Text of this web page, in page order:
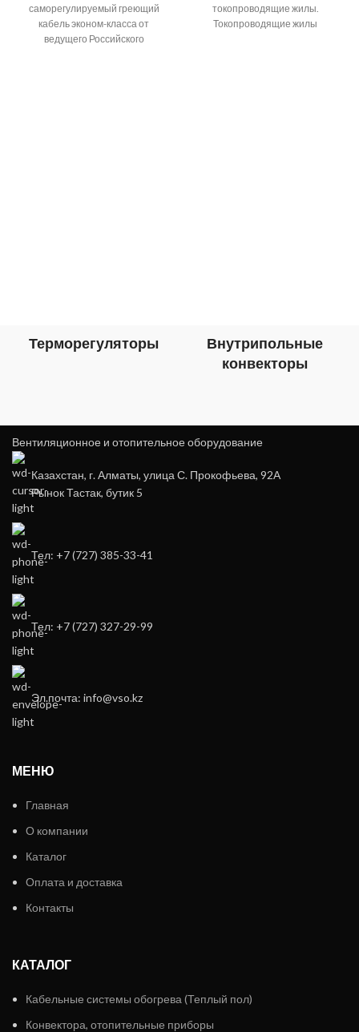
саморегулируемый греющий
кабель эконом-класса от
ведущего Российского
токопроводящие жилы.
Токопроводящие жилы
Терморегуляторы
Внутрипольные
конвекторы
Вентиляционное и отопительное оборудование
Казахстан, г. Алматы, улица С. Прокофьева, 92А
Рынок Тастак, бутик 5
Тел: +7 (727) 385-33-41
Тел: +7 (727) 327-29-99
Эл.почта: info@vso.kz
МЕНЮ
Главная
О компании
Каталог
Оплата и доставка
Контакты
КАТАЛОГ
Кабельные системы обогрева (Теплый пол)
Конвектора, отопительные приборы